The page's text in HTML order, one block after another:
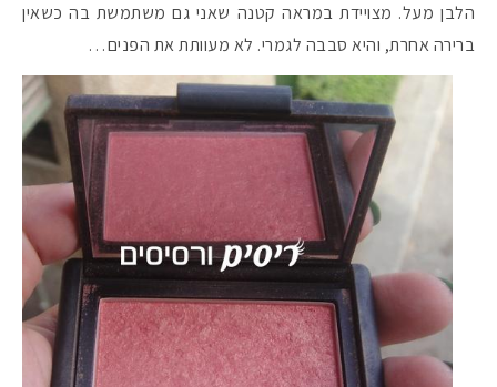
הלבן מעל. מצויידת במראה קטנה שאני גם משתמשת בה כשאין
ברירה אחרת, והיא סבבה לגמרי. לא מעוותת את הפנים…